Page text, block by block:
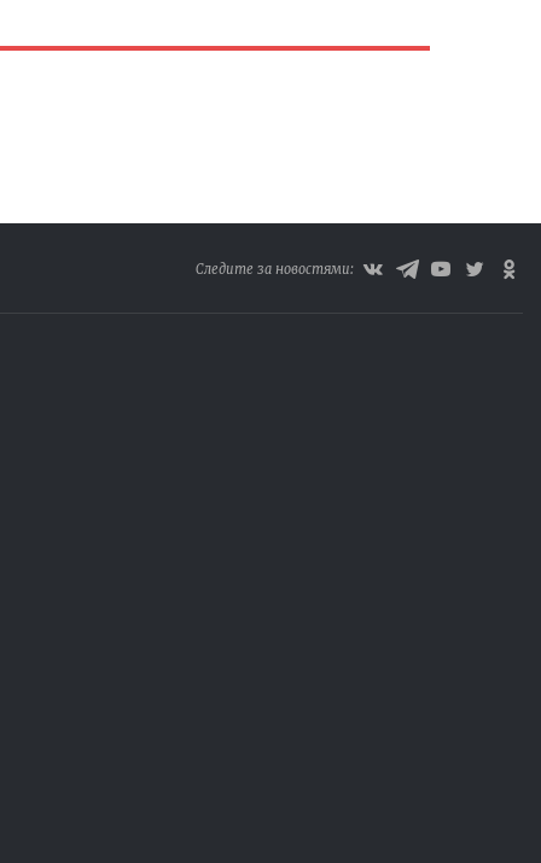
Следите за новостями: